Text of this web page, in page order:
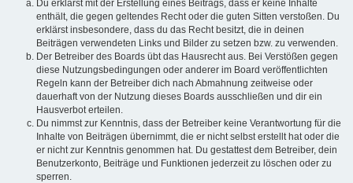
Du erklärst mit der Erstellung eines Beitrags, dass er keine Inhalte
enthält, die gegen geltendes Recht oder die guten Sitten verstoßen. Du
erklärst insbesondere, dass du das Recht besitzt, die in deinen
Beiträgen verwendeten Links und Bilder zu setzen bzw. zu verwenden.
Der Betreiber des Boards übt das Hausrecht aus. Bei Verstößen gegen
diese Nutzungsbedingungen oder anderer im Board veröffentlichten
Regeln kann der Betreiber dich nach Abmahnung zeitweise oder
dauerhaft von der Nutzung dieses Boards ausschließen und dir ein
Hausverbot erteilen.
Du nimmst zur Kenntnis, dass der Betreiber keine Verantwortung für die
Inhalte von Beiträgen übernimmt, die er nicht selbst erstellt hat oder die
er nicht zur Kenntnis genommen hat. Du gestattest dem Betreiber, dein
Benutzerkonto, Beiträge und Funktionen jederzeit zu löschen oder zu
sperren.